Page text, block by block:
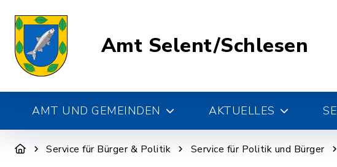
Amt Selent/Schlesen
AMT UND GEMEINDEN AKTUELLES
Service für Bürger & Politik Service für Politik und Bürger